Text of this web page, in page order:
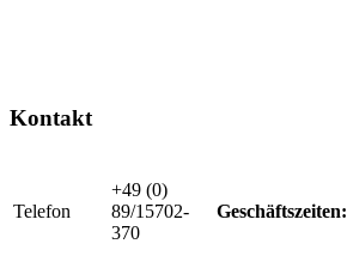
Kontakt
Telefon
+49 (0)
89/15702-
370
Geschäftszeiten: